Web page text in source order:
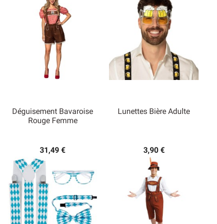
Déguisement Bavaroise
Rouge Femme
31,49 €
Lunettes Bière Adulte
3,90 €